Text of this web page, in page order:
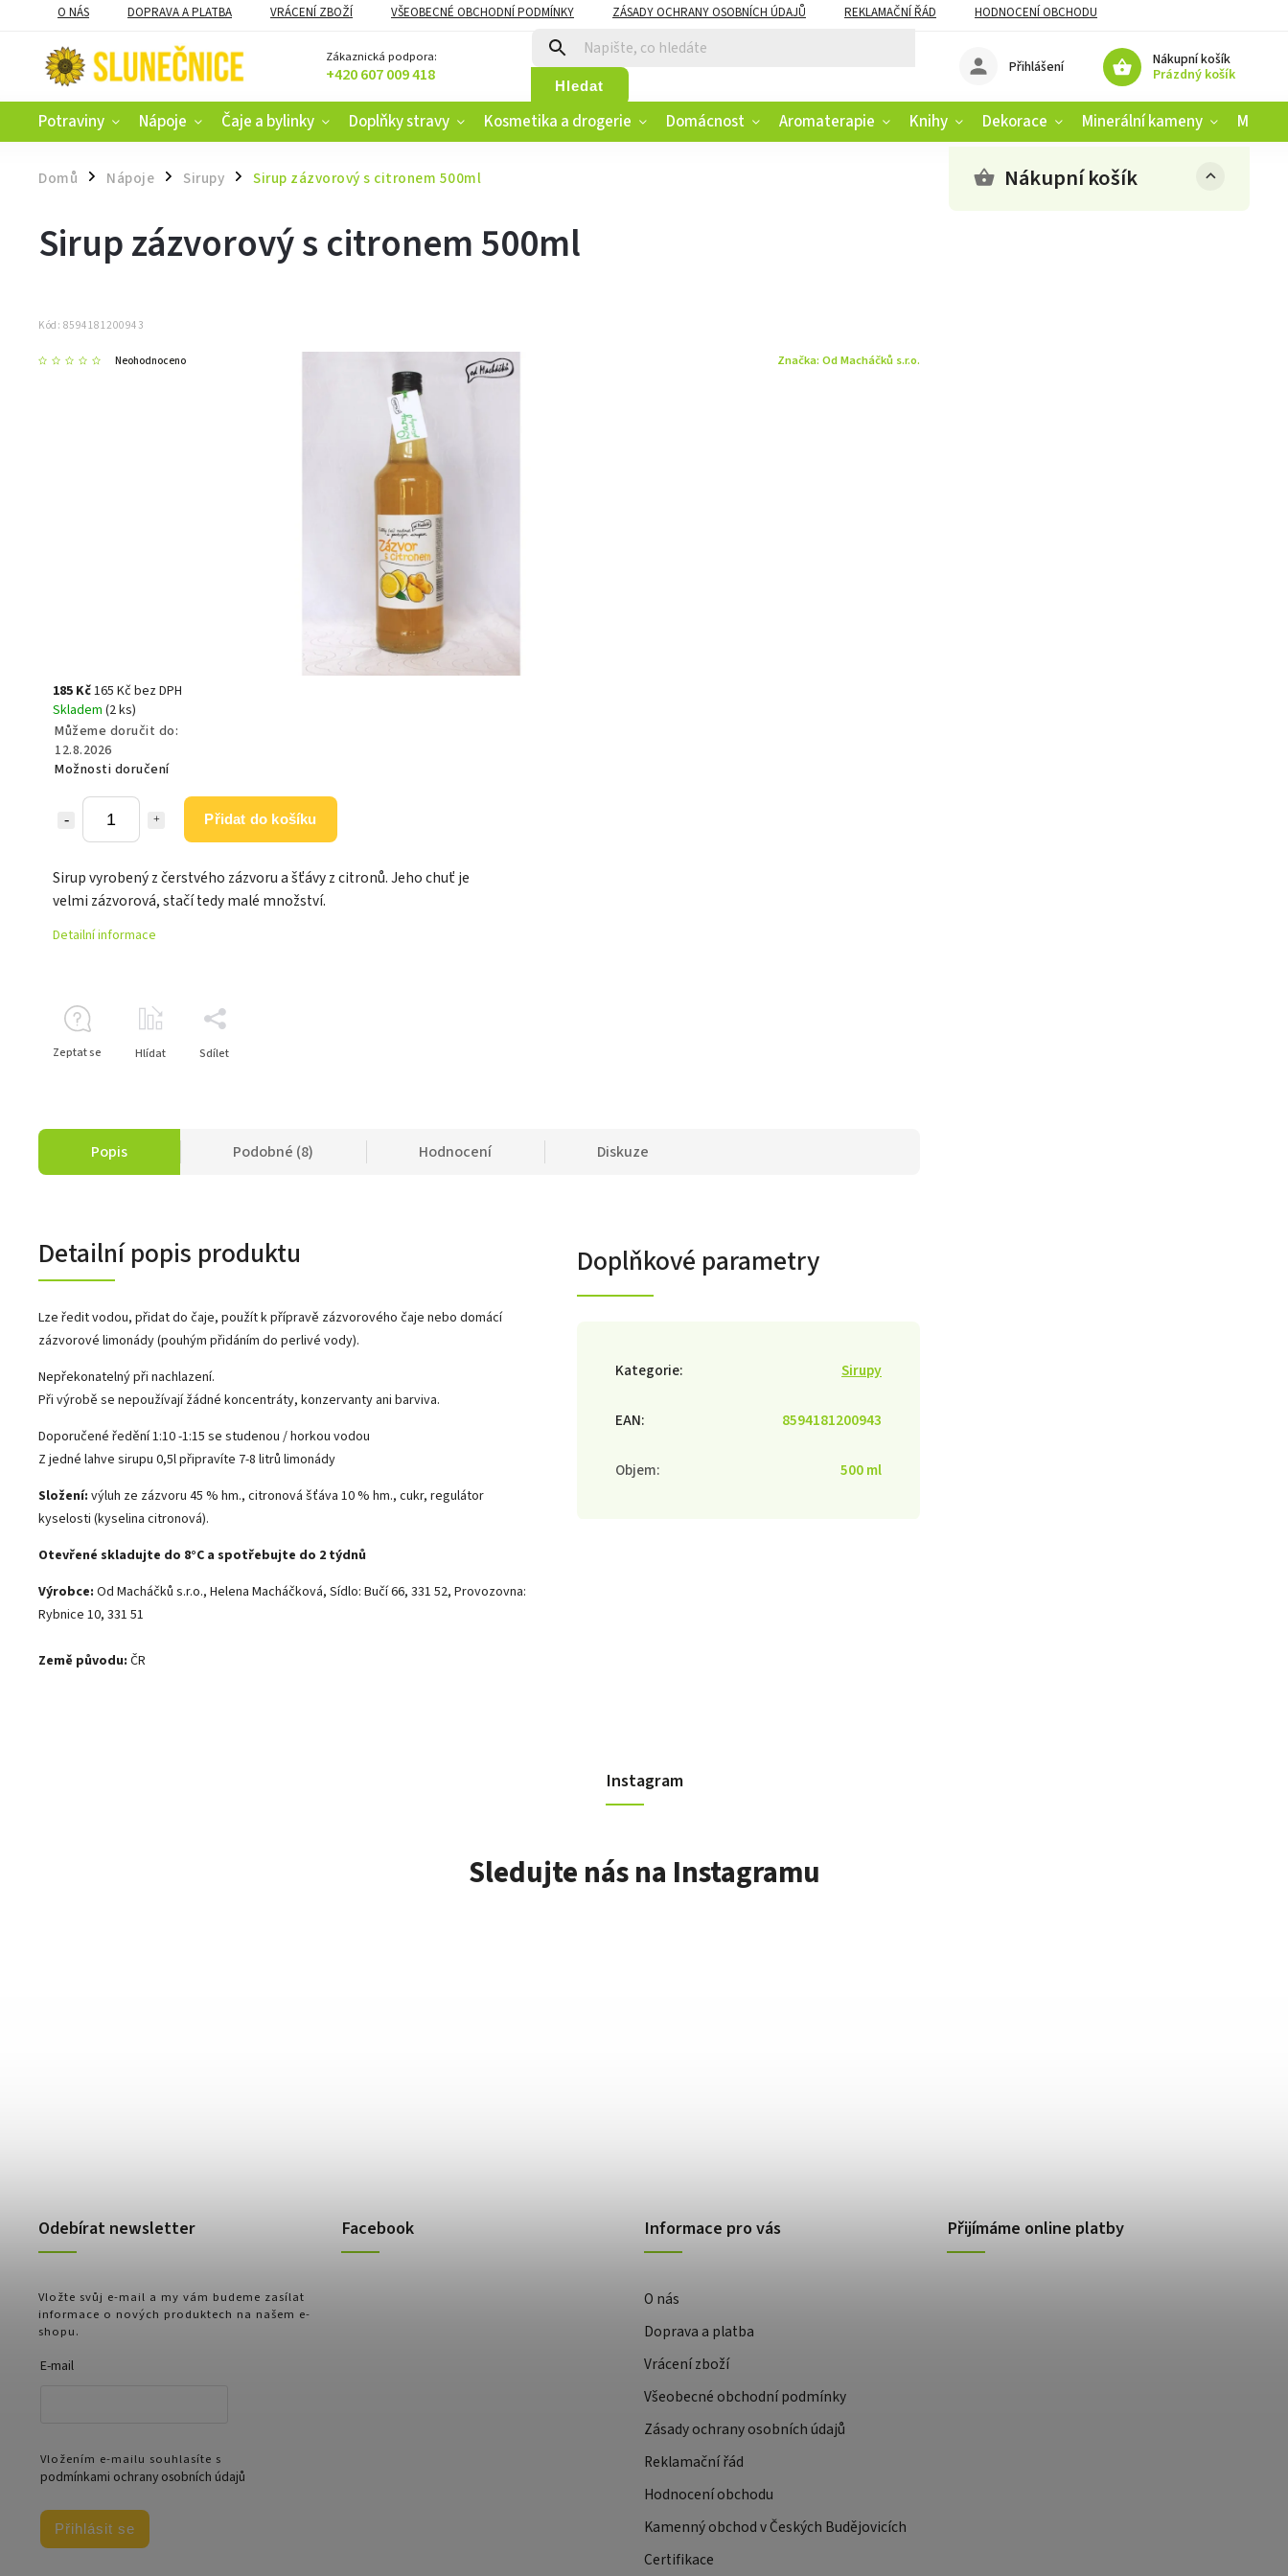
O NÁS DOPRAVA A PLATBA VRÁCENÍ ZBOŽÍ VŠEOBECNÉ OBCHODNÍ PODMÍNKY ZÁSADY OCHRANY OSOBNÍCH ÚDAJŮ REKLAMAČNÍ ŘÁD
HODNOCENÍ OBCHODU
VĚRNOSTNÍ PROGRAM
Zákaznická podpora:
+420 607 009 418 Hledat
Nákupní košík
Prázdný košík
Přihlášení
Potraviny Nápoje Čaje a bylinky Doplňky stravy Kosmetika a drogerie Domácnost Aromaterapie Knihy Dekorace Minerální kameny
Domů / Nápoje / Sirupy / Sirup zázvorový s citronem 500ml Nákupní košík
Sirup zázvorový s citronem 500ml
Kód: 8594181200943
Neohodnoceno Značka: Od Macháčků s.r.o.
185 Kč165 Kč bez DPH
Skladem (2 ks)
Můžeme doručit do:
12.8.2026
Možnosti doručení
Přidat do košíku
Sirup vyrobený z čerstvého zázvoru a šťávy z citronů. Jeho chuť je
velmi zázvorová, stačí tedy malé množství.
Detailní informace
Zeptat se Hlídat Sdílet
Popis Podobné (8) Hodnocení Diskuze
Detailní popis produktu
Lze ředit vodou, přidat do čaje, použít k přípravě zázvorového čaje nebo domácí
zázvorové limonády (pouhým přidáním do perlivé vody).
Nepřekonatelný při nachlazení.
Při výrobě se nepoužívají žádné koncentráty, konzervanty ani barviva.
Doporučené ředění 1:10 -1:15 se studenou / horkou vodou
Z jedné lahve sirupu 0,5l připravíte 7-8 litrů limonády
Složení: výluh ze zázvoru 45 % hm., citronová šťáva 10 % hm., cukr, regulátor
kyselosti (kyselina citronová).
Otevřené skladujte do 8°C a spotřebujte do 2 týdnů
Výrobce: Od Macháčků s.r.o., Helena Macháčková, Sídlo: Bučí 66, 331 52, Provozovna:
Rybnice 10, 331 51
Země původu: ČR
Doplňkové parametry
Kategorie: Sirupy
EAN: 8594181200943
Objem: 500 ml
Instagram
Sledujte nás na Instagramu
Odebírat newsletter
Vložte svůj e-mail a my vám budeme zasílat
informace o nových produktech na našem e-
shopu.
E-mail
Vložením e-mailu souhlasíte s
podmínkami ochrany osobních údajů
Přihlásit se
Facebook Informace pro vás
O nás
Doprava a platba
Vrácení zboží
Všeobecné obchodní podmínky
Zásady ochrany osobních údajů
Reklamační řád
Hodnocení obchodu
Kamenný obchod v Českých Budějovicích
Certifikace
Přijímáme online platby